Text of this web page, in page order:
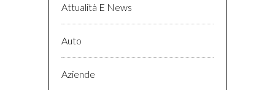
Attualità E News
Auto
Aziende